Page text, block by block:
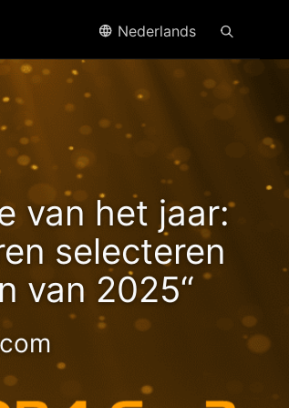
Nederlands
van het jaar:
selecteren
van 2025“
NAS